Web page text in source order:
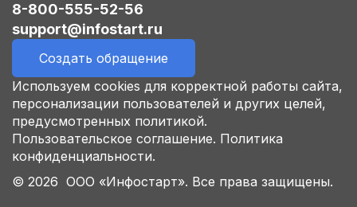
8-800-555-52-56
support@infostart.ru
Создать обращение
Используем cookies для корректной работы сайта,
персонализации пользователей и других целей,
предусмотренных политикой.
Пользовательское соглашение. Политика
конфиденциальности.
© 2026 ООО «Инфостарт». Все права защищены.